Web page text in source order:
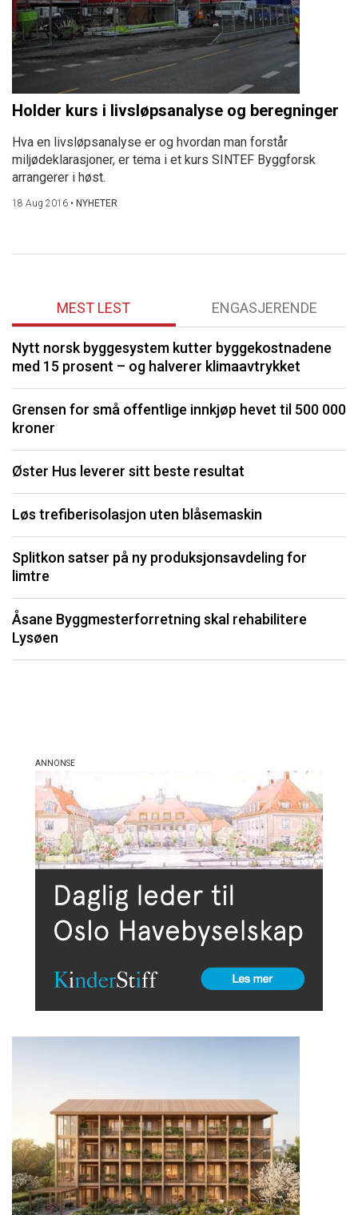
Holder kurs i livsløpsanalyse og beregninger
Hva en livsløpsanalyse er og hvordan man forstår
miljødeklarasjoner, er tema i et kurs SINTEF Byggforsk
arrangerer i høst.
18 Aug 2016 • NYHETER
MEST LEST ENGASJERENDE
Nytt norsk byggesystem kutter byggekostnadene
med 15 prosent – og halverer klimaavtrykket
Grensen for små offentlige innkjøp hevet til 500 000
kroner
Øster Hus leverer sitt beste resultat
Løs trefiberisolasjon uten blåsemaskin
Splitkon satser på ny produksjonsavdeling for
limtre
Åsane Byggmesterforretning skal rehabilitere
Lysøen